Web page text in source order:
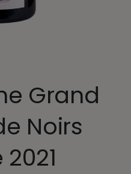
Grand
Noirs